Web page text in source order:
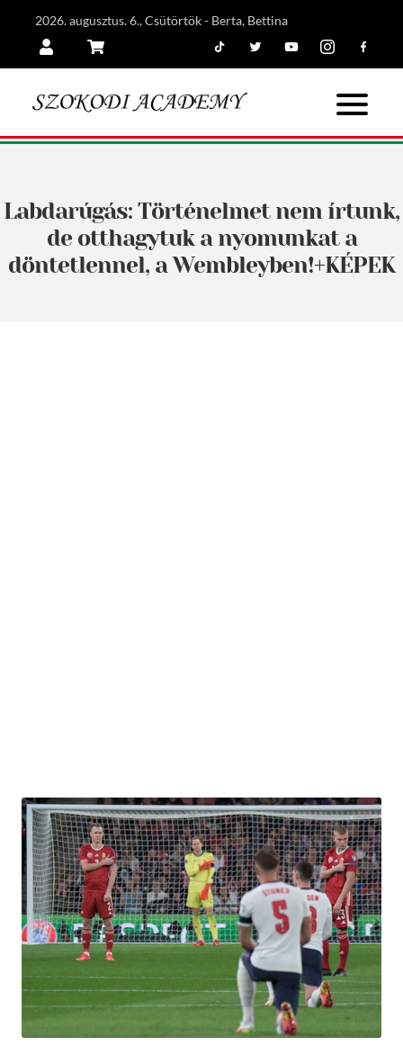
2026. augusztus. 6., Csütörtök - Berta, Bettina
Labdarúgás: Történelmet nem írtunk,
de otthagytuk a nyomunkat a
döntetlennel, a Wembleyben!+KÉPEK